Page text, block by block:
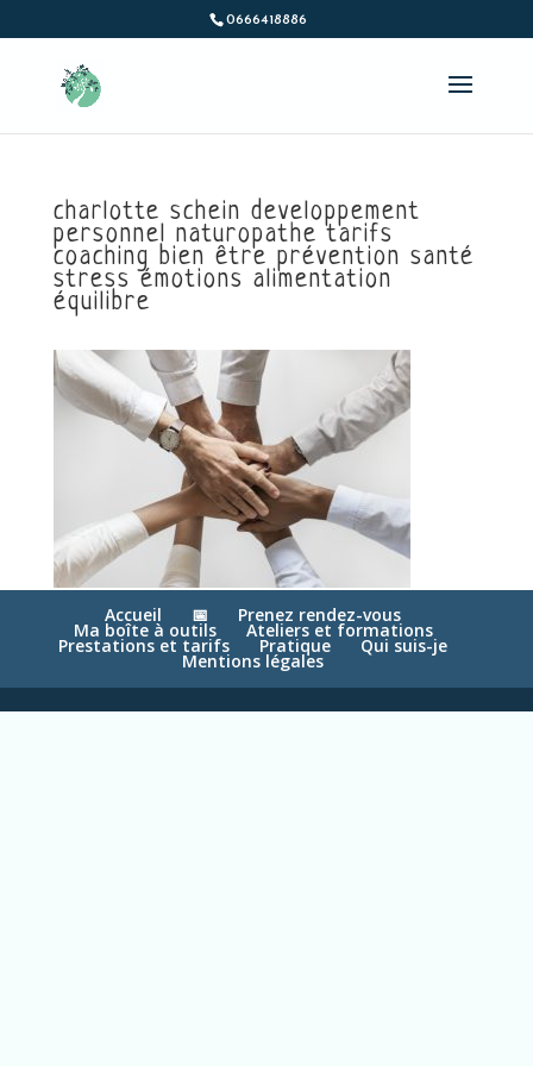
0666418886
charlotte schein developpement
personnel naturopathe tarifs
coaching bien être prévention santé
stress émotions alimentation
équilibre
Accueil 📅 Prenez rendez-vous
Ma boîte à outils Ateliers et formations
Prestations et tarifs Pratique Qui suis-je
Mentions légales